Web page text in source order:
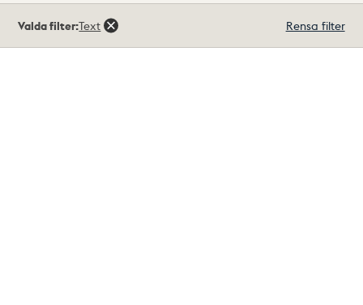
träffar
Valda filter:Text Rensa filter